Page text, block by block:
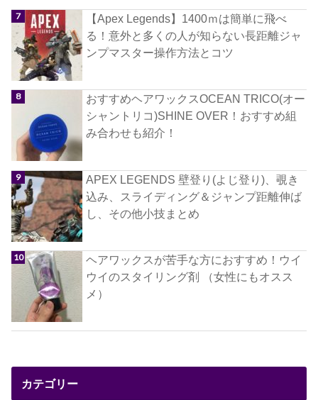
【Apex Legends】1400ｍは簡単に飛べ
る！意外と多くの人が知らない長距離ジャ
ンプマスター操作方法とコツ
おすすめヘアワックスOCEAN TRICO(オー
シャントリコ)SHINE OVER！おすすめ組
み合わせも紹介！
APEX LEGENDS 壁登り(よじ登り)、覗き
込み、スライディング＆ジャンプ距離伸ば
し、その他小技まとめ
ヘアワックスが苦手な方におすすめ！ウイ
ウイのスタイリング剤 （女性にもオスス
メ）
カテゴリー